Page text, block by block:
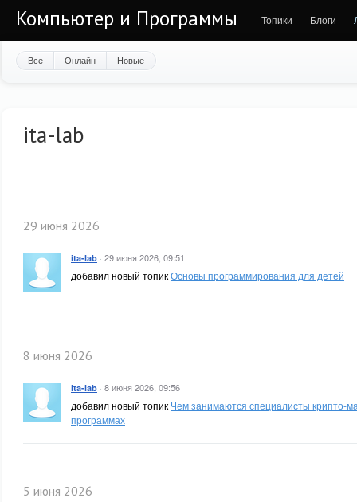
Компьютер и Программы Топики Блоги
Все Онлайн Новые
ita-lab
29 июня 2026
ita-lab · 29 июня 2026, 09:51
добавил новый топикОсновы программирования для детей
8 июня 2026
ita-lab · 8 июня 2026, 09:56
добавил новый топик Чем занимаются специалисты крипто-
программах
5 июня 2026